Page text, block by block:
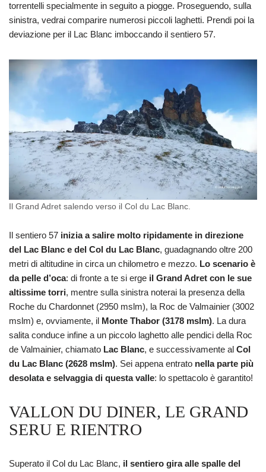
torrentelli specialmente in seguito a piogge. Proseguendo, sulla
sinistra, vedrai comparire numerosi piccoli laghetti. Prendi poi la
deviazione per il Lac Blanc imboccando il sentiero 57.
Il Grand Adret salendo verso il Col du Lac Blanc.
Il sentiero 57 inizia a salire molto ripidamente in direzione
del Lac Blanc e del Col du Lac Blanc, guadagnando oltre 200
metri di altitudine in circa un chilometro e mezzo. Lo scenario è
da pelle d’oca: di fronte a te si erge il Grand Adret con le sue
altissime torri, mentre sulla sinistra noterai la presenza della
Roche du Chardonnet (2950 mslm), la Roc de Valmainier (3002
mslm) e, ovviamente, il Monte Thabor (3178 mslm). La dura
salita conduce infine a un piccolo laghetto alle pendici della Roc
de Valmainier, chiamato Lac Blanc, e successivamente al Col
du Lac Blanc (2628 mslm). Sei appena entrato nella parte più
desolata e selvaggia di questa valle: lo spettacolo è garantito!
VALLON DU DINER, LE GRAND
SERU E RIENTRO
Superato il Col du Lac Blanc, il sentiero gira alle spalle del